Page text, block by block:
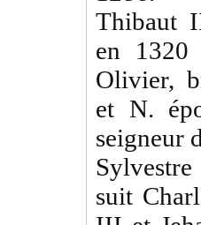
Thibaut
en 1320
Olivier,
et N.
seigneur
suit